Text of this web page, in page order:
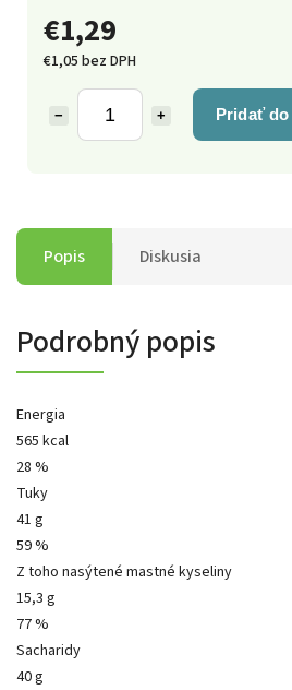
€1,29
€1,05 bez DPH
+
− Pridať
Popis Diskusia
Podrobný popis
Energia
565 kcal
28 %
Tuky
41 g
59 %
Z toho nasýtené mastné kyseliny
15,3 g
77 %
Sacharidy
40 g